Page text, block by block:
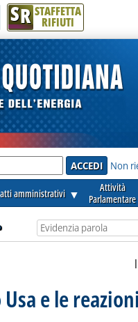
interamente la notizia.
SR STAFFETTA
RIFIUTI
Non
atti amministrativi ▼
Attività
Parlamentare
e le